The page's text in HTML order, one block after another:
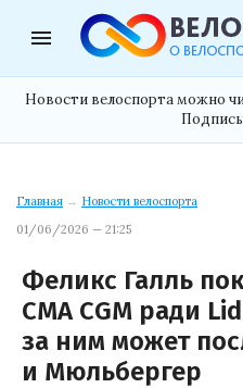
menu
Новости велоспорта можно
Главная → Новости велоспорта
01/06/2026 — 21:25
Феликс Галль
CMA CGM ради
за ним может
и Мюльбергер